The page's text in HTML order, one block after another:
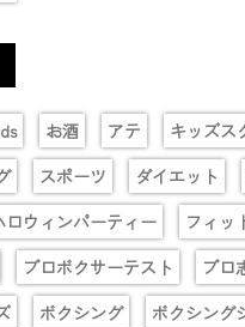
お酒 アテ キッズス
スポーツ ダイエット
ロウィンパーティー
フィッ
プロボクサーテスト
プロ
ボクシング
ボクシング